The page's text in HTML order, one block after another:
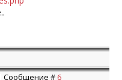
| Сообщение # 6